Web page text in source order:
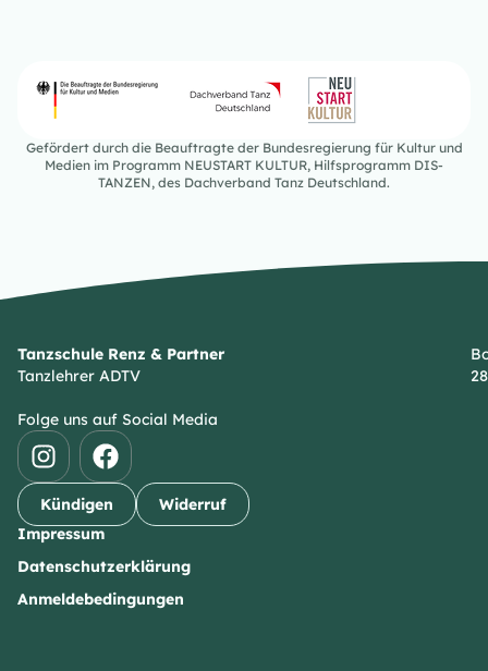
Gefördert durch die Beauftragte der Bundesregierung für Kultur und
Medien im Programm NEUSTART KULTUR, Hilfsprogramm DIS-
TANZEN, des Dachverband Tanz Deutschland.
Tanzschule Renz & Partner
Tanzlehrer ADTV
Folge uns auf Social Media
Kündigen
Widerruf
Impressum
Datenschutzerklärung
Anmeldebedingungen